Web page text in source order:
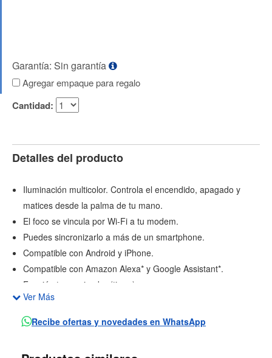
Garantía: Sin garantía
Agregar empaque para regalo
Cantidad:
Detalles del producto
Iluminación multicolor. Controla el encendido, apagado y
matices desde la palma de tu mano.
El foco se vincula por Wi-Fi a tu modem.
Puedes sincronizarlo a más de un smartphone.
Compatible con Android y iPhone.
Compatible con Amazon Alexa* y Google Assistant*.
Función temporizador (timer).
Incorpora secuencias de iluminación programadas.
Compatible con cualquier socket estándar.
Ver Más
Recibe ofertas y novedades en WhatsApp